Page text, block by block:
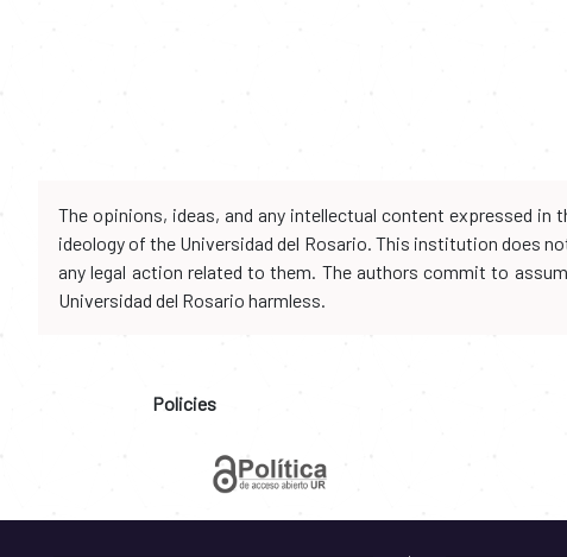
The opinions, ideas, and any intellectual content expressed
ideology of the Universidad del Rosario. This institution does
any legal action related to them. The authors commit to
Universidad del Rosario harmless.
Policies